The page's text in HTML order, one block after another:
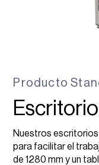
Producto
Nuestros
para facilitar el
de 1280 mm y un